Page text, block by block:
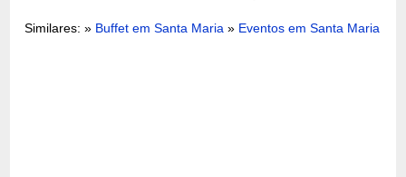
Similares: » Buffet em Santa Maria » Eventos em Santa Maria